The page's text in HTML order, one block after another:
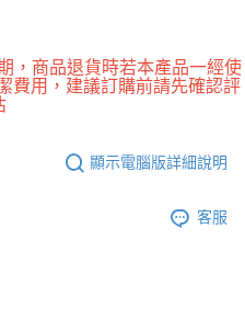
，商品退貨時若本產品一經使
費用，建議訂購前請先確認評
顯示電腦版詳細說明
客服